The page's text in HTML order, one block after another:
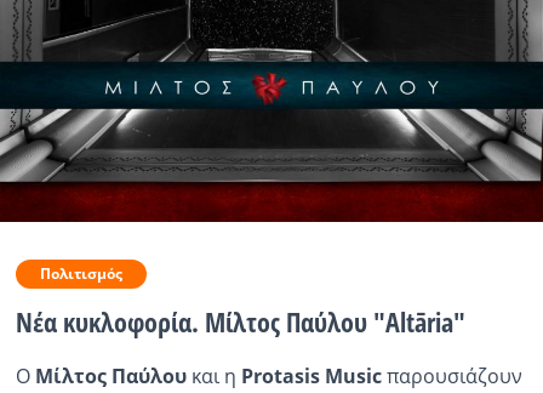
Αθλητικά
Κόσμος
Ραδιόφωνο LIVE
Πολιτισμός
Πολιτισμός
Νέα κυκλοφορία. Μίλτος Παύλου "Altāria"
O Μίλτος Παύλουκαι η Protasis Musicπαρουσιάζουν